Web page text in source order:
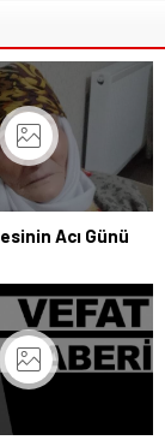
Acı Günü